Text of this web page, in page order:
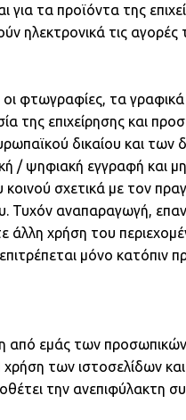
τα προϊόντα της
ηλεκτρονικά τις αγορές
φτωγραφίες, τα γραφικά
της επιχείρησης και
δικαίου και
/ ψηφιακή εγγραφή και
σχετικά με τον
Τυχόν αναπαραγωγή,
χρήση του
μόνο κατόπιν
από εμάς των
των ιστοσελίδων
την ανεπιφύλακτη